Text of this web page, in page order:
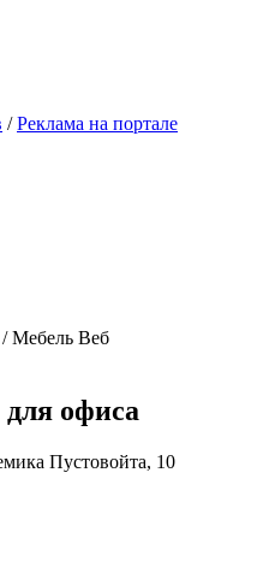
/Реклама на портале
/Мебель Веб
офиса
Пустовойта, 10